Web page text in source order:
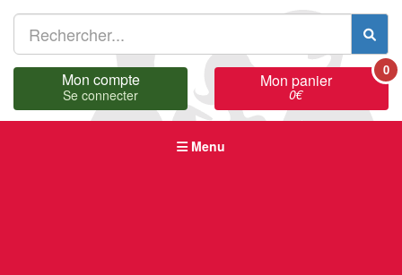
Mon compte
Se connecter
Mon panier
0€
0
Menu